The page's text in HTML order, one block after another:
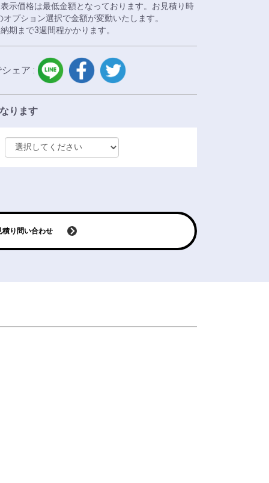
示価格は最低金額となっております。お見積り時
オプション選択で金額が変動いたします。
期まで3週間程かかります。
ェア :
LINE facebook
ります
積り問い合わせ